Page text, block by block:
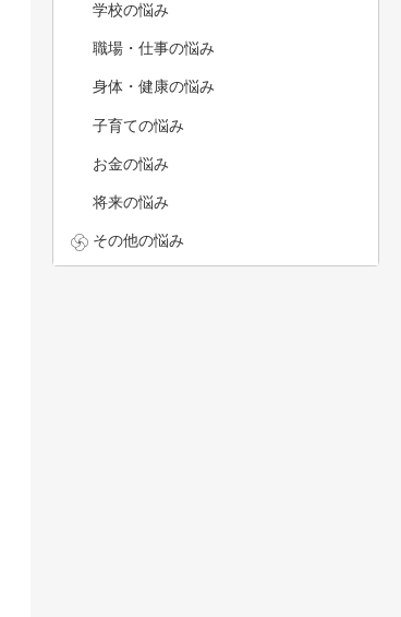
学校の悩み
職場・仕事の悩み
身体・健康の悩み
子育ての悩み
お金の悩み
将来の悩み
その他の悩み